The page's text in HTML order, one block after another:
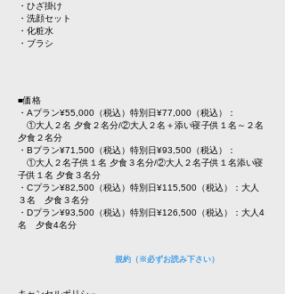
・ひざ掛け
・洗顔セット
・化粧水
・ブラシ
■価格
・Aプラン¥55,000（税込）特別日¥77,000（税込）：
①大人２名 夕食２名分/②大人２名＋添い寝子供１名～２名
夕食２名分
・Bプラン¥71,500（税込）特別日¥93,500（税込）：
①大人２名子供１名 夕食３名分/②大人２名子供１名添い寝
子供１名 夕食３名分
・Cプラン¥82,500（税込）特別日¥115,500（税込）：大人
３名 夕食３名分
・Dプラン¥93,500（税込）特別日¥126,500（税込）：大人4
名 夕食4名分
規約（※必ずお読み下さい）